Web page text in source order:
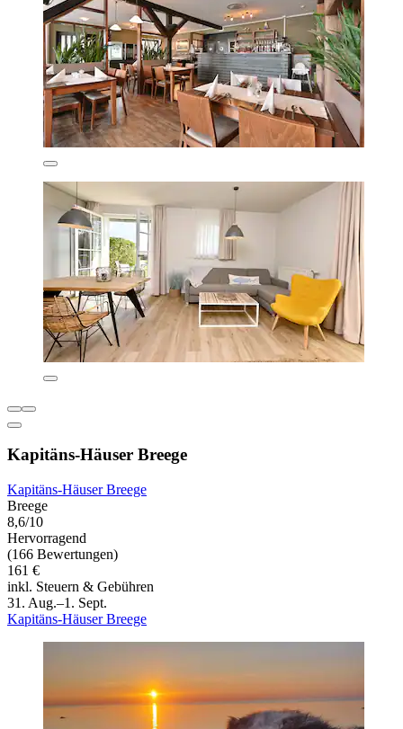
Kapitäns-Häuser Breege
Kapitäns-Häuser Breege
Breege
8,6/10
Hervorragend
(166 Bewertungen)
161 €
inkl. Steuern & Gebühren
31. Aug.–1. Sept.
Kapitäns-Häuser Breege